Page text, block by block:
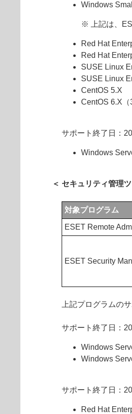
Windows
※ 上記は、
Red Hat
Red Hat
SUSE Linux
SUSE Linux
CentOS 5.X
CentOS 6.X（
サポート終了日：
Windows
＜ セキュリティ管理
対象プログラム
ESET Remote
ESET Security
上記プログラムの
サポート終了日：
Windows
Windows
サポート終了日：
Red Hat